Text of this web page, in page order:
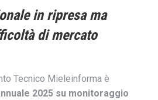
in ripresa ma
di mercato
Tecnico Mieleinforma è
2025 su monitoraggio